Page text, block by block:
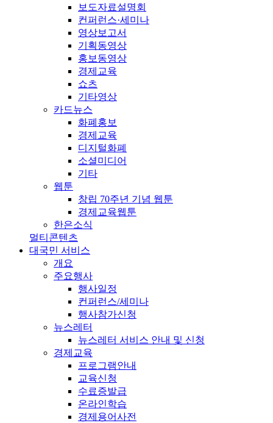
보도자료설명회
컨퍼런스·세미나
영상보고서
기획동영상
홍보동영상
경제교육
쇼츠
기타영상
카드뉴스
화폐홍보
경제교육
디지털화폐
소셜미디어
기타
웹툰
창립 70주년 기념 웹툰
경제교육웹툰
한은소식
멀티콘텐츠
대국민 서비스
개요
주요행사
행사일정
컨퍼런스/세미나
행사참가신청
뉴스레터
뉴스레터 서비스 안내 및 신청
경제교육
프로그램안내
교육신청
수료증발급
온라인학습
경제용어사전